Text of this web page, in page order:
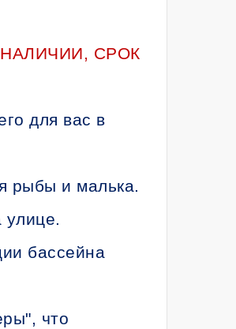
СРОК
для вас в
рыбы и малька.
улице.
бассейна
что